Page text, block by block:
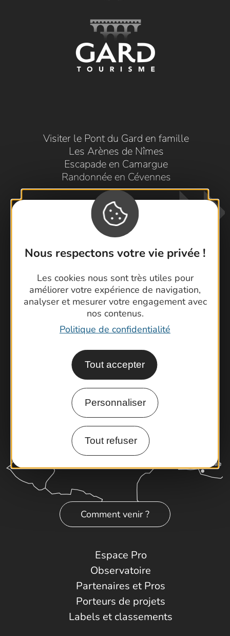
Nous respectons votre vie privée !
Les cookies nous sont très utiles pour
améliorer votre expérience de navigation,
analyser et mesurer votre engagement avec
nos contenus.
Politique de confidentialité
Tout accepter
Personnaliser
Tout refuser
Visiter le Pont du Gard en famille
Les Arènes de Nîmes
Escapade en Camargue
Randonnée en Cévennes
Contactez-nous !
Foire aux questions
Brochures
Cartoguides et Topoguides
Comment venir ?
Espace Pro
Observatoire
Partenaires et Pros
Porteurs de projets
Labels et classements